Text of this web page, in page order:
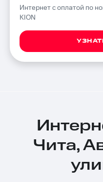
Интернет с оплатой по
KION
Чита,